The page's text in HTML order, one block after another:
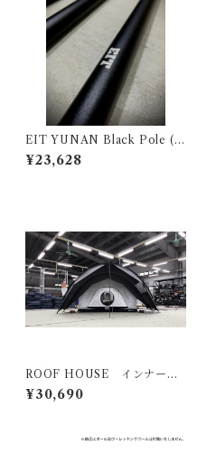
EIT YUNAN Black Pole (2
50~280cm) 2set
¥23,628
ROOF HOUSE インナーテ
ント ホワイト ground co
ver
¥30,690